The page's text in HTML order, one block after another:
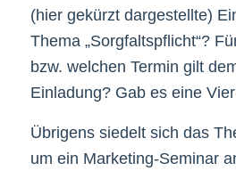
(hier gekürzt dargestellte)
Thema „Sorgfaltspflicht“?
bzw. welchen Termin gilt
Einladung? Gab es eine
Übrigens siedelt sich das
um ein Marketing-Seminar